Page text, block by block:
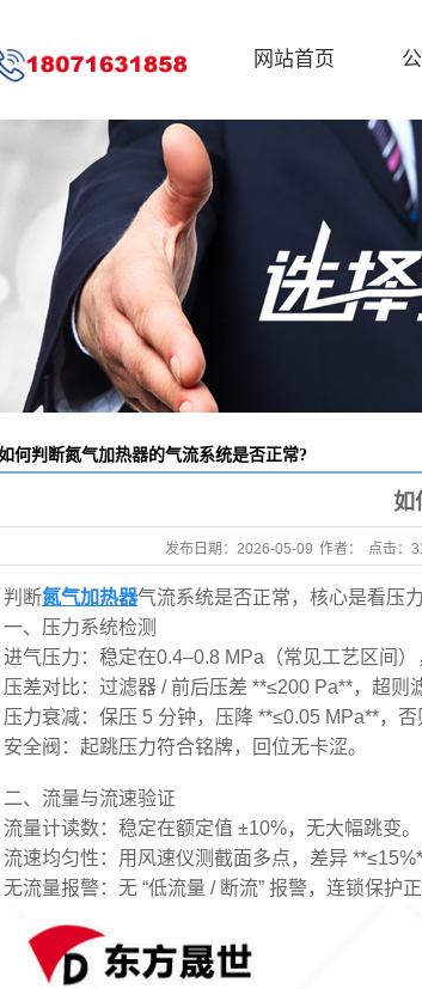
网站首页
何判断氮气加热器的气流系统是否正常?
如
发布日期：2026-05-09 作者： 点击：
判断氮气加热器气流系统是否正常，核心是看压
一、压力系统检测
进气压力：稳定在0.4–0.8 MPa（常见工艺区间）
压差对比：过滤器 / 前后压差 **≤200 Pa**，超则
压力衰减：保压 5 分钟，压降 **≤0.05 MPa**，否
安全阀：起跳压力符合铭牌，回位无卡涩。
二、流量与流速验证
流量计读数：稳定在额定值 ±10%，无大幅跳变。
流速均匀性：用风速仪测截面多点，差异
无流量报警：无 “低流量 / 断流” 报警，连锁保护正